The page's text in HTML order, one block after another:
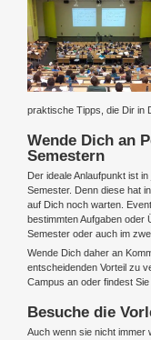
grösseres
Bild
praktische Tipps, die Dir in
Wende Dich an
Semestern
Der ideale Anlaufpunkt ist
Semester. Denn diese hat
auf Dich noch warten.
bestimmten Aufgaben oder
Semester oder auch im
Wende Dich daher an
entscheidenden Vorteil zu
Campus an oder findest Sie
Besuche die
Auch wenn sie nicht immer